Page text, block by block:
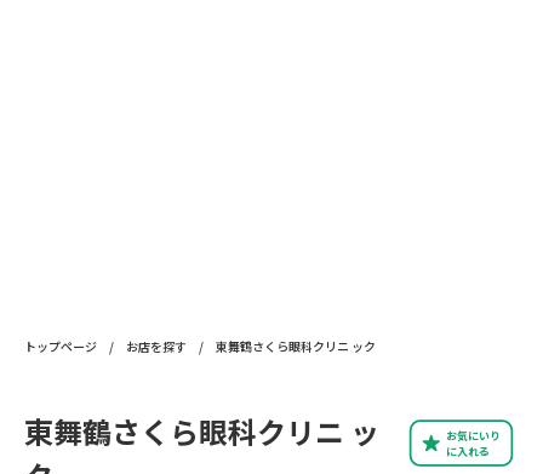
トップページ / お店を探す / 東舞鶴さくら眼科クリニ ック
お気にいり
に入れる
東舞鶴さくら眼科クリニ ッ